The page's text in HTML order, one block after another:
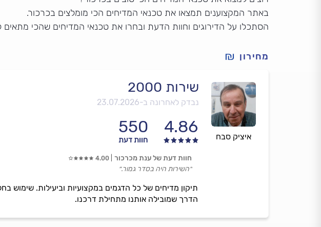
באתר המקצוענים תמצאו את טכנאי המדיחים הכי מומלצים בכרכור.
הסתכלו על הדירוגים וחוות הדעת ובחרו את טכנאי המדיחים שהכי מתאים
מחירון
איציק סבח
שירות 2000
נבדק לאחרונה ב-23.07.2026
4.86
550
חוות דעת
תיקון מדיחים של כל הדגמים במקצועיות וביעילות. שימוש
הדרך שמובילה אותנו מתחילת דרכנו.
חוות דעת של ענת מכרכור 4.00
״השירות היה בסדר גמור.״